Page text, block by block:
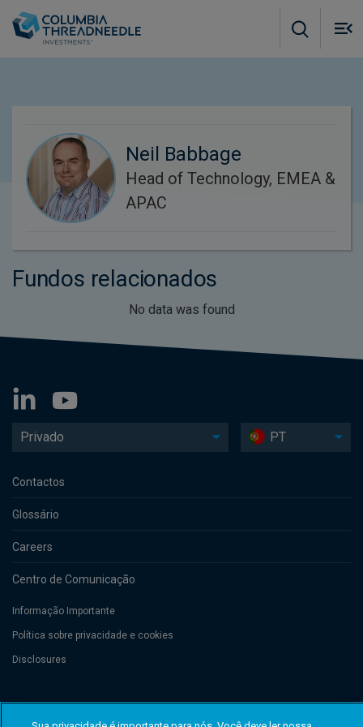
Neil Babbage
Head of Technology, EMEA &
APAC
Fundos relacionados
No data was found
Privado PT
Contactos
Glossário
Careers
Centro de Comunicação
Informação Importante
Política sobre privacidade e cookies
Disclosures
de Commerce et des Sociétés (Luxembourg), No. B 110242 and/or